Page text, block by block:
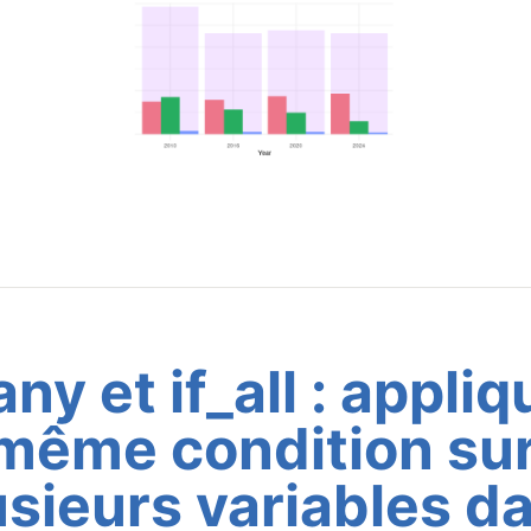
et if_all :
condition
variables